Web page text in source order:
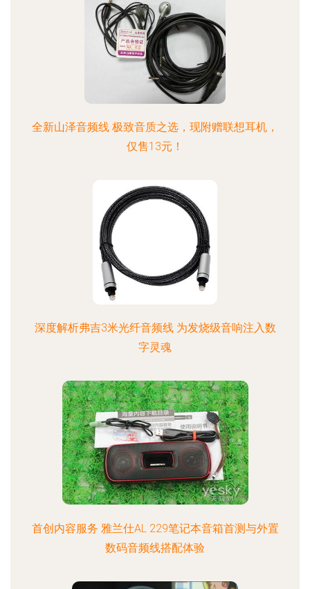
全新山泽音频线 极致音质之选，现附赠联想耳机，
仅售13元！
深度解析弗吉3米光纤音频线 为发烧级音响注入数
字灵魂
首创内容服务 雅兰仕AL 229笔记本音箱首测与外置
数码音频线搭配体验